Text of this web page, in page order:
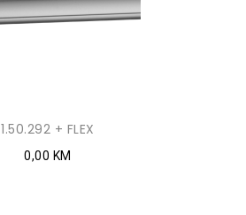
1.50.292 + FLEX
0,00 KM